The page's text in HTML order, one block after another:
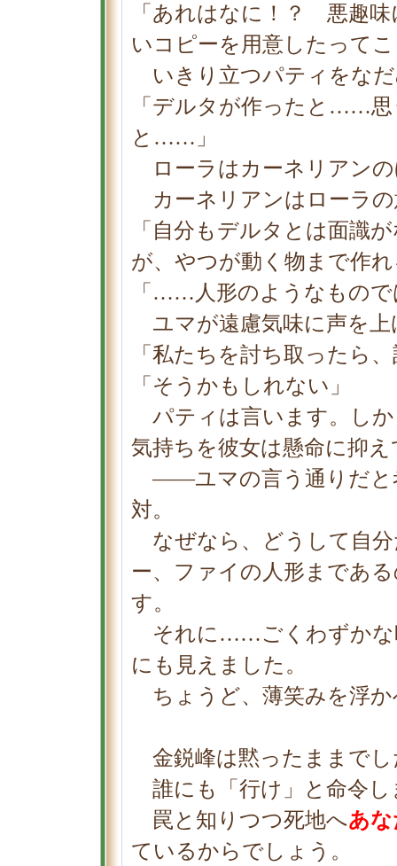
「あれはなに！？ 悪趣
いコピーを用意したって
いきり立つパティをな
「デルタが作ったと……
と……」
ローラはカーネリアン
カーネリアンはローラの
「自分もデルタとは面識
が、やつが動く物まで作
「……人形のようなもの
ユマが遠慮気味に声を上
「私たちを討ち取ったら
「そうかもしれない」
パティは言います。し
気持ちを彼女は懸命に抑
――ユマの言う通りだと
対。
なぜなら、どうして自
ー、ファイの人形まであ
す。
それに……ごくわずかな
にも見えました。
ちょうど、薄笑みを浮
金鋭峰は黙ったままでし
誰にも「行け」と命令し
罠と知りつつ死地へあ
ているからでしょう。